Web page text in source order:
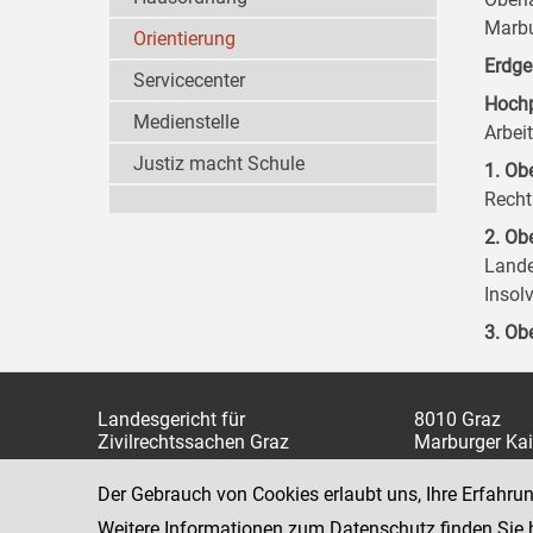
1.
2.
3.
Orientierung
Servicecenter
Medienstelle
Justiz macht Schule
Landesgericht für
Zivilrechtssachen Graz
8010 Graz
Marburger
Telefon: +43
316 8064
Der Gebrauch von Cookies erlaubt uns, Ihre